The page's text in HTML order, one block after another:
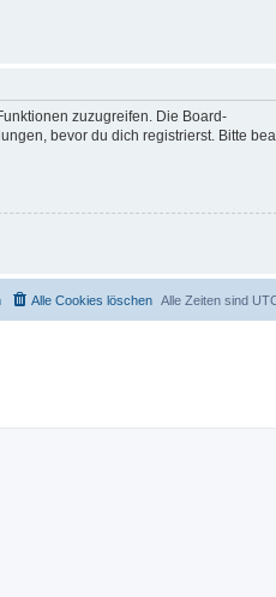
zuzugreifen. Die Board-
bevor du dich registrierst. Bitte
Alle Zeiten sind
Alle Cookies löschen